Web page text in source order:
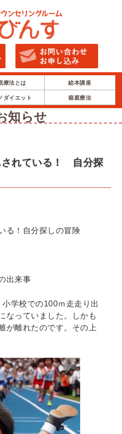
療法とは 絵本講座
ダイエット 箱庭療法
知らせ
されている！ 自分探
る！自分探しの冒険
出来事
学校での100ｍ走走り出
なっていました。しかも
が離れたのです。その上